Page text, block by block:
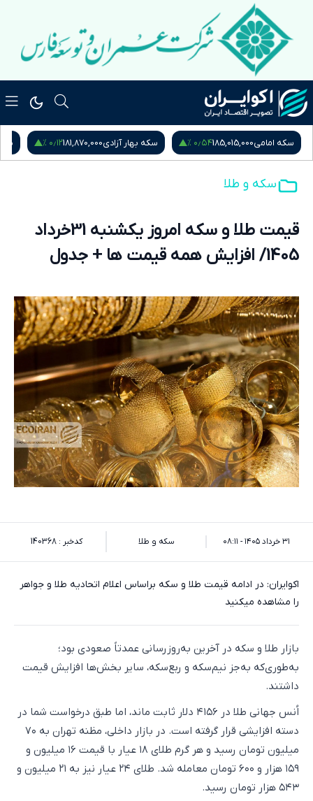
سکه امامی185,015,000۰٫۵۴ % سکه بهار آزادی181,870,000۰٫۱۲ %
سکه و طلا
قیمت طلا و سکه امروز یکشنبه 31خرداد
1405/ افزایش همه قیمت ها + جدول
۳۱ خرداد ۱۴۰۵ - ۰۸:۱۱ سکه و طلا کدخبر : 140368
اکوایران: در ادامه قیمت طلا و سکه براساس اعلام اتحادیه طلا و جواهر
را مشاهده میکنید
بازار طلا و سکه در آخرین به‌روزرسانی عمدتاً صعودی بود؛
به‌طوری‌که به‌جز نیم‌سکه و ربع‌سکه، سایر بخش‌ها افزایش قیمت
داشتند.
اُنس جهانی طلا در ۴۱۵۶ دلار ثابت ماند، اما طبق درخواست شما در
دسته افزایشی قرار گرفته است. در بازار داخلی، مظنه تهران به ۷۰
میلیون تومان رسید و هر گرم طلای ۱۸ عیار با قیمت ۱۶ میلیون و
۱۵۹ هزار و ۶۰۰ تومان معامله شد. طلای ۲۴ عیار نیز به ۲۱ میلیون و
۵۴۳ هزار تومان رسید.